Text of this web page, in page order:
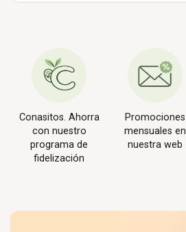
Conasitos. Ahorra
con nuestro
programa de
fidelización
Promociones
mensuales en
nuestra web